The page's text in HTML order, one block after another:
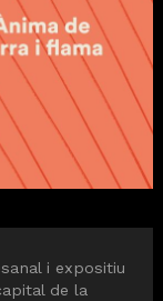
i expositiu
de la